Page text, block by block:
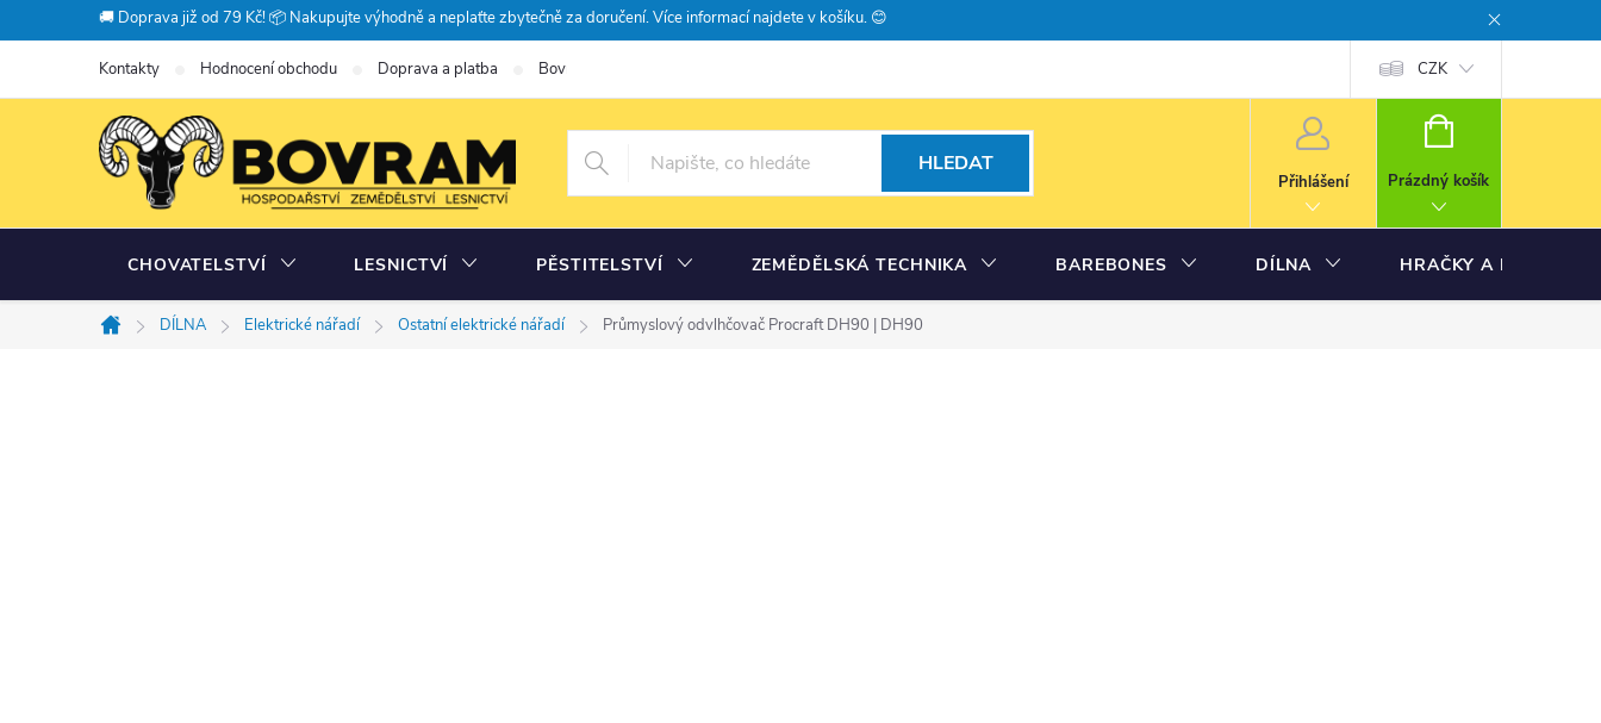
na
🚚 Doprava již od 79 Kč! 📦 Nakupujte výhodně a neplaťte zbytečně za doručení. Více informací najdete v košíku. 😊
Kontakty Hodnocení obchodu Doprava a platba Bovramova poradna CZK
HLEDAT
Přihlášení
NÁKUPNÍ
Prázdný košík
CHOVATELSTVÍ LESNICTVÍ PĚSTITELSTVÍ ZEMĚDĚLSKÁ TECHNIKA BAREBONES DÍLNA HRAČKY A MODELY
Domů
DÍLNA Elektrické nářadí Ostatní elektrické nářadí Průmyslový odvlhčovač Procraft DH90 | DH90